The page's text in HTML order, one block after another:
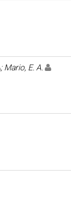
; Mario, E. A.